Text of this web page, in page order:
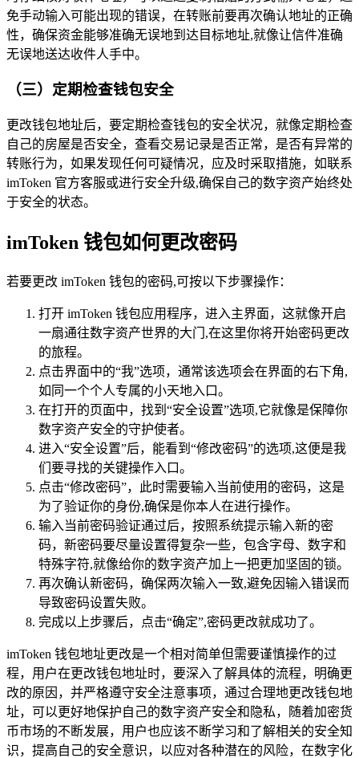
免手动输入可能出现的错误，在转账前要再次确认地址的正确
性，确保资金能够准确无误地到达目标地址,就像让信件准确
无误地送达收件人手中。
（三）定期检查钱包安全
更改钱包地址后，要定期检查钱包的安全状况，就像定期检查
自己的房屋是否安全，查看交易记录是否正常，是否有异常的
转账行为，如果发现任何可疑情况，应及时采取措施，如联系
imToken 官方客服或进行安全升级,确保自己的数字资产始终处
于安全的状态。
imToken 钱包如何更改密码
若要更改 imToken 钱包的密码,可按以下步骤操作：
打开 imToken 钱包应用程序，进入主界面，这就像开启
一扇通往数字资产世界的大门,在这里你将开始密码更改
的旅程。
点击界面中的“我”选项，通常该选项会在界面的右下角,
如同一个个人专属的小天地入口。
在打开的页面中，找到“安全设置”选项,它就像是保障你
数字资产安全的守护使者。
进入“安全设置”后，能看到“修改密码”的选项,这便是我
们要寻找的关键操作入口。
点击“修改密码”，此时需要输入当前使用的密码，这是
为了验证你的身份,确保是你本人在进行操作。
输入当前密码验证通过后，按照系统提示输入新的密
码，新密码要尽量设置得复杂一些，包含字母、数字和
特殊字符,就像给你的数字资产加上一把更加坚固的锁。
再次确认新密码，确保两次输入一致,避免因输入错误而
导致密码设置失败。
完成以上步骤后，点击“确定”,密码更改就成功了。
imToken 钱包地址更改是一个相对简单但需要谨慎操作的过
程，用户在更改钱包地址时，要深入了解具体的流程，明确更
改的原因，并严格遵守安全注意事项，通过合理地更改钱包地
址，可以更好地保护自己的数字资产安全和隐私，随着加密货
币市场的不断发展，用户也应该不断学习和了解相关的安全知
识，提高自己的安全意识，以应对各种潜在的风险，在数字化